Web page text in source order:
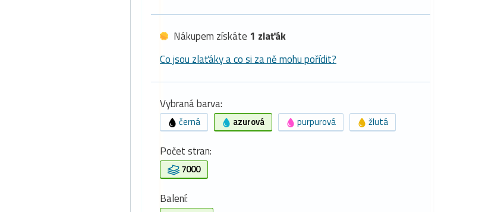
Nákupem získáte 1 zlaťák
Co jsou zlaťáky a co si za ně mohu pořídit?
Vybraná barva:
černá azurová purpurová žlutá
Počet stran:
7000
Balení: